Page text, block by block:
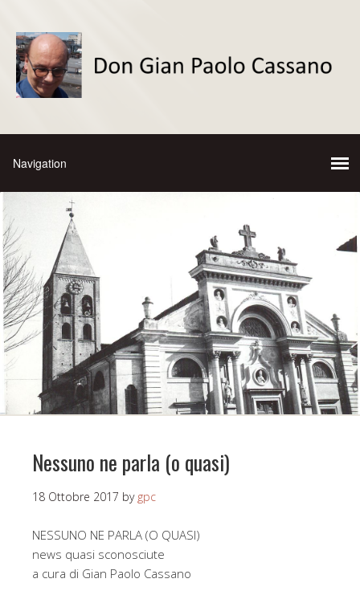
Nessuno ne parla (o quasi)
18 Ottobre 2017 by gpc
NESSUNO NE PARLA (O QUASI)
news quasi sconosciute
a cura di Gian Paolo Cassano